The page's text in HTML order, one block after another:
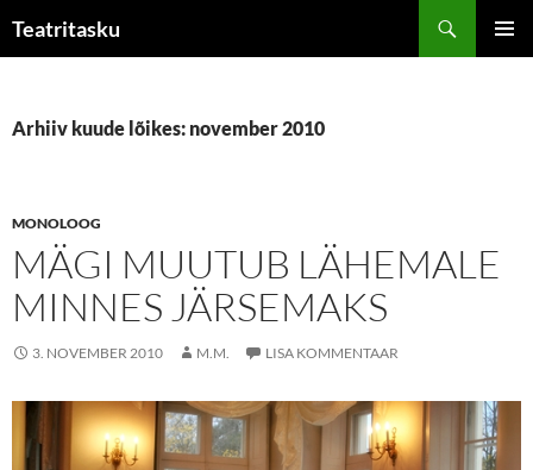
sisu
Teatritasku
Arhiiv kuude lõikes: november 2010
MONOLOOG
MÄGI MUUTUB LÄHEMALE
MINNES JÄRSEMAKS
3. NOVEMBER 2010 M.M. LISA KOMMENTAAR